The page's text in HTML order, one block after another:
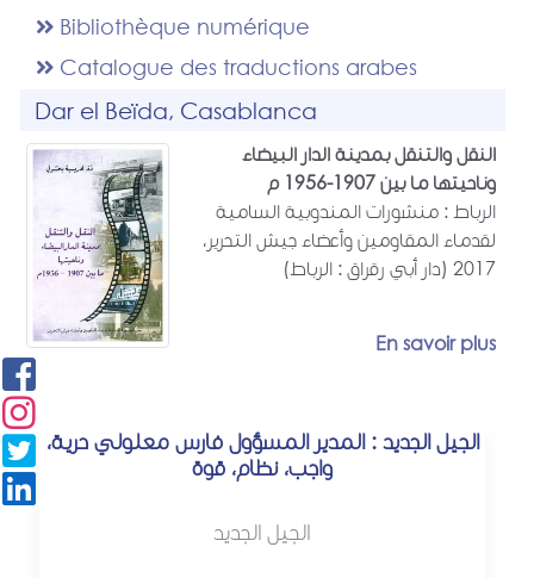
Bibliothèque numérique
Catalogue des traductions arabes
Dar el Beïda, Casablanca
النقل والتنقل بمدينة الدار البيضاء
وناحيتها ما بين 1907-1956 م
الرباط : منشورات المندوبية السامية
لقدماء المقاومين وأعضاء جيش التحرير،
2017 (دار أبي رقراق : الرباط)
En savoir plus
الجيل الجديد : المدير المسؤول فارس معلولي حرية،
واجب، نظام، قوة
الجيل الجديد